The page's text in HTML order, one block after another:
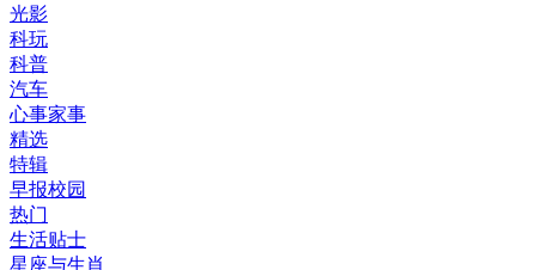
光影
科玩
科普
汽车
心事家事
精选
特辑
早报校园
热门
生活贴士
星座与生肖